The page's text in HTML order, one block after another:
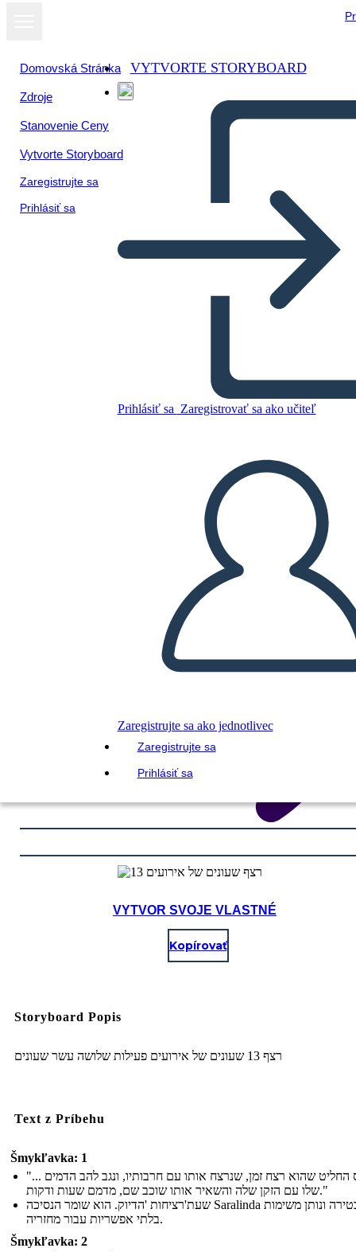
Domovská Stránka
Zdroje
Stanovenie Ceny
Vytvorte Storyboard
Zaregistrujte sa
Prihlásiť sa
VYTVORTE STORYBOARD
Prihlásiť sa Zaregistrovať sa ako učiteľ
Zaregistrujte sa ako jednotlivec
Zaregistrujte sa
Prihlásiť sa
Skopírujte tento Storyboard
PREHRAŤ PREZENTÁCIU
ČÍTAJ MI
VYTVOR SVOJE VLASTNÉ
Kopírovať
Storyboard Popis
רצף 13 שעונים של אירועים פעילות שלושה עשר שעונים
Text z Príbehu
Šmykľavka: 1
"... הדוכס החליט שהוא רצח זמן, שנרצח אותו עם חרבותיו, ונגב להב הדמים
שלו עם הזקן שלה והשאיר אותו שוכב שם, מדמם שעות ודקות."
שעת'רציחות 'הדיוק. הוא שומר הנסיכה Saralinda נעול בטירה ונותן משימות
בלתי אפשריות עבור מחזריה.
Šmykľavka: 2